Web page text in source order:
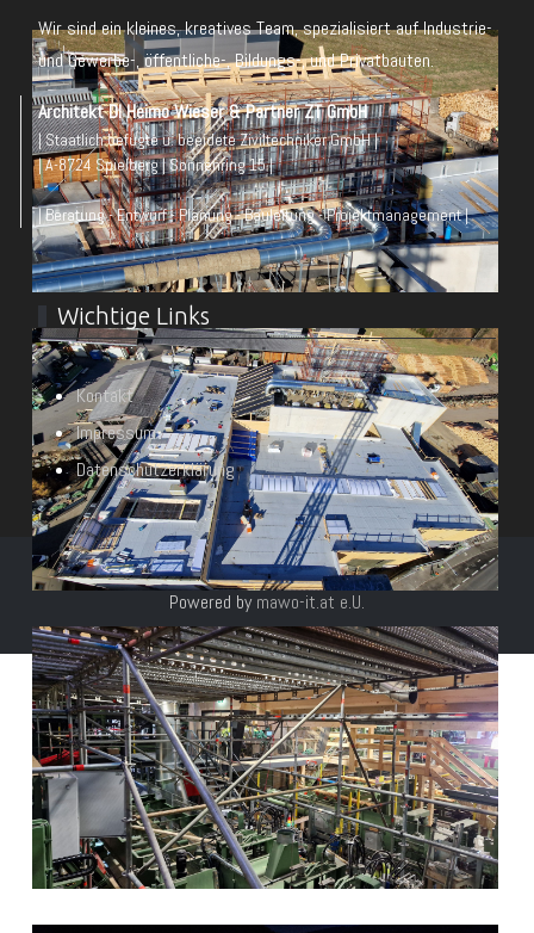
Wir sind ein kleines, kreatives Team, spezialisiert auf Industrie-
und Gewerbe-, öffentliche-, Bildungs-, und Privatbauten.
Architekt DI Heimo Wieser & Partner ZT GmbH
| Staatlich befugte u. beeidete Ziviltechniker GmbH |
| A-8724 Spielberg | Sonnenring 15 |
| Beratung - Entwurf - Planung - Bauleitung - Projektmanagement |
Wichtige Links
Kontakt
Impressum
Datenschutzerklärung
© Architekt DI Heimo Wieser & Partner 2026
Powered by mawo-it.at e.U.